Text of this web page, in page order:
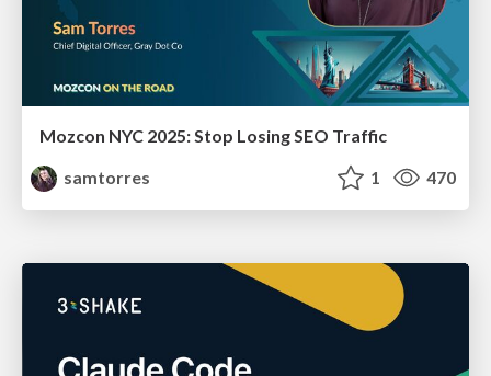
Mozcon NYC 2025: Stop Losing SEO Traffic
samtorres
1 470